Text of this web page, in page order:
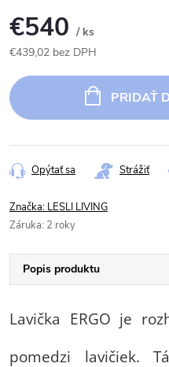
€540 / ks
€439,02 bez DPH
cena:
PRIDAŤ
Opýtať sa Strážiť
Značka: LESLI LIVING
Záruka: 2 roky
Popis produktu
Lavička ERGO je
pomedzi lavičiek.